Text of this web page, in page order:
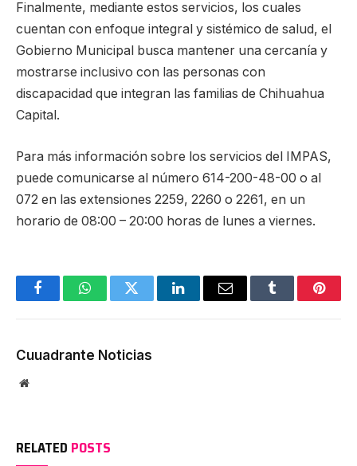
Finalmente, mediante estos servicios, los cuales
cuentan con enfoque integral y sistémico de salud, el
Gobierno Municipal busca mantener una cercanía y
mostrarse inclusivo con las personas con
discapacidad que integran las familias de Chihuahua
Capital.
Para más información sobre los servicios del IMPAS,
puede comunicarse al número 614-200-48-00 o al
072 en las extensiones 2259, 2260 o 2261, en un
horario de 08:00 – 20:00 horas de lunes a viernes.
FacebookWhatsAppTwitter LinkedInEmail Tumblr
Cuuadrante Noticias
Website
RELATED POSTS